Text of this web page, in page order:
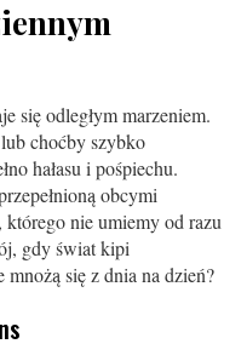
się odległym marzeniem.
choćby szybko
hałasu i pośpiechu.
obcymi
którego nie umiemy od razu
gdy świat kipi
się z dnia na dzień?